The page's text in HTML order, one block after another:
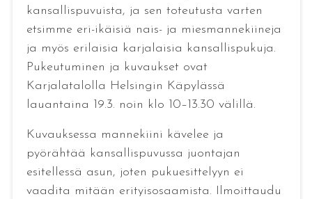
kansallispuvuista, ja sen toteutusta varten
etsimme eri-ikäisiä nais- ja miesmannekiineja
ja myös erilaisia karjalaisia kansallispukuja.
Pukeutuminen ja kuvaukset ovat
Karjalatalolla Helsingin Käpylässä
lauantaina 19.3. noin klo 10–13.30 välillä.
Kuvauksessa mannekiini kävelee ja
pyörähtää kansallispuvussa juontajan
esitellessä asun, joten pukuesittelyyn ei
vaadita mitään erityisosaamista. Ilmoittaudu